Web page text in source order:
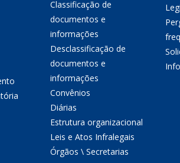
Classificação de
documentos e
informações
Desclassificação de
documentos e
informações
Convênios
Diárias
Estrutura organizacional
Leis e Atos Infralegais
Órgãos \ Secretarias